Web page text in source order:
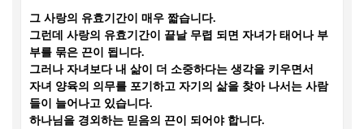
그 사랑의 유효기간이 매우 짧습니다.
그런데 사랑의 유효기간이 끝날 무렵 되면 자녀가 태어나 부
부를 묶은 끈이 됩니다.
그러나 자녀보다 내 삶이 더 소중하다는 생각을 키우면서
자녀 양육의 의무를 포기하고 자기의 삶을 찾아 나서는 사람
들이 늘어나고 있습니다.
하나님을 경외하는 믿음의 끈이 되어야 합니다.